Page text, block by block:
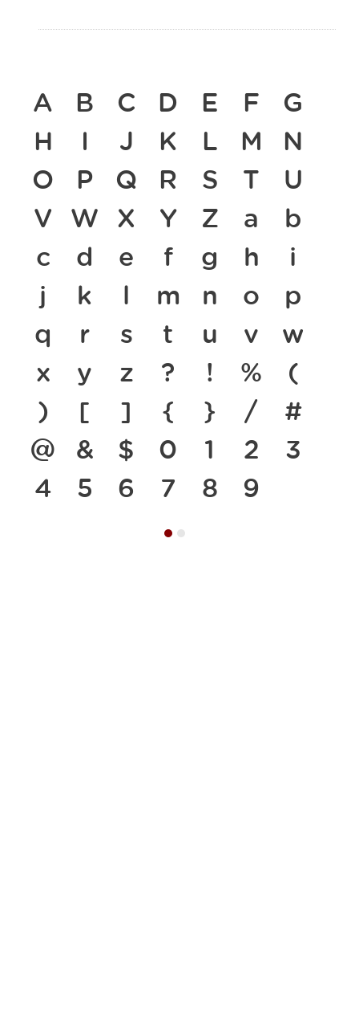
A B C D E F
G
H
I J K L M
N
O
P Q R S T
U
V W X Y Z a
b
c
d e f g h
i
j
k l m n o
p
q
r s t u v
w
x
y z ? ! %
(
)
[ ] { } /
#
@
& $ 0 1 2
3
4
5 6 7 8 9